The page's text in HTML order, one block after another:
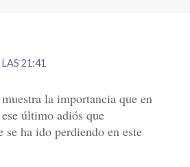
21:41
la importancia que en
último adiós que
se ha ido perdiendo en este